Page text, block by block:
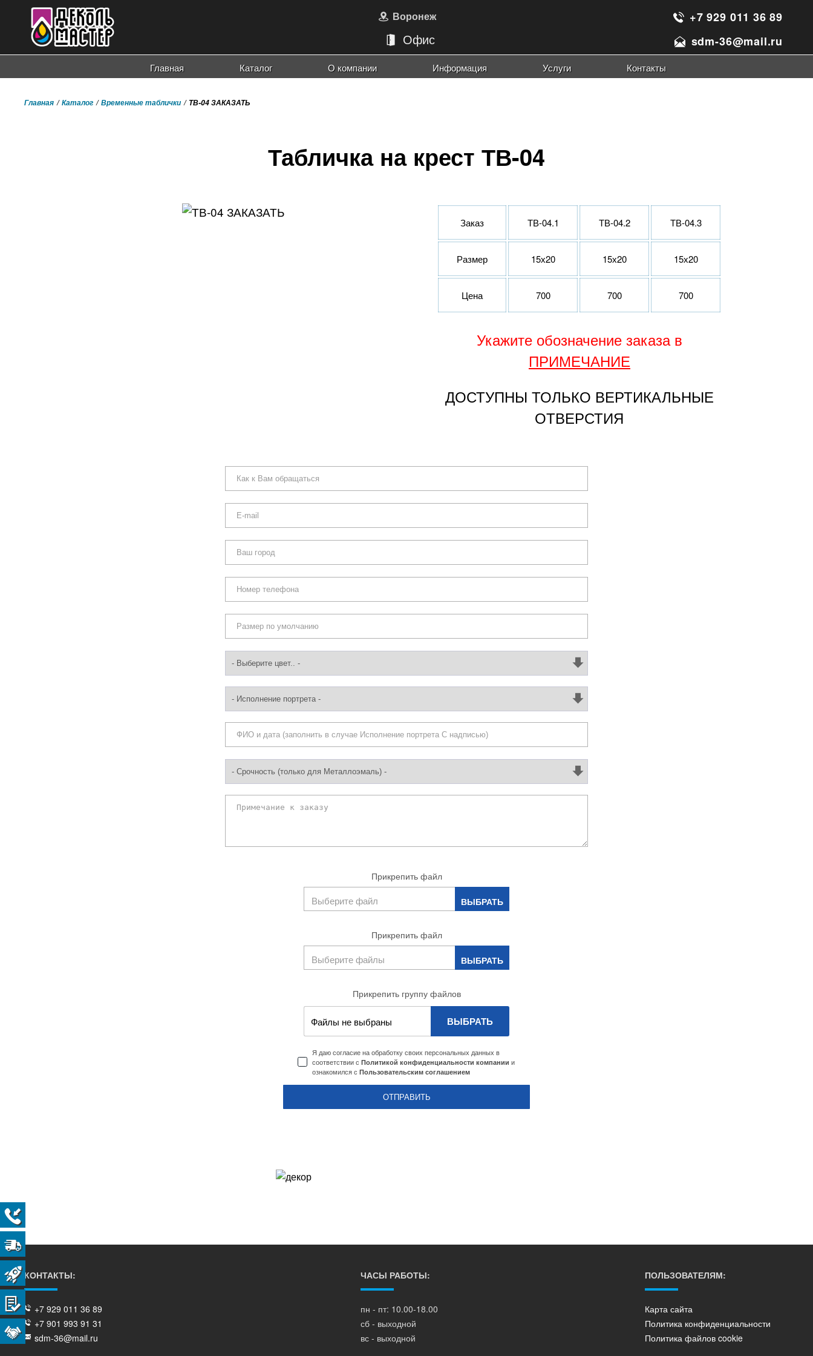
Воронеж
Офис
+7 929 011 36 89
sdm-36@mail.ru
Главная Каталог О компании Информация Услуги Контакты
Главная Каталог Временные таблички ТВ-04 ЗАКАЗАТЬ
Табличка на крест ТВ-04
Заказ ТВ-04.1 ТВ-04.2 ТВ-04.3
Размер 15х20 15х20 15х20
Цена 700 700 700
Укажите обозначение заказа в
ПРИМЕЧАНИЕ
ДОСТУПНЫ ТОЛЬКО ВЕРТИКАЛЬНЫЕ
ОТВЕРСТИЯ
Прикрепить файл
Прикрепить файл
Прикрепить группу файлов
Файлы не выбраны ВЫБРАТЬ
Я даю согласие на обработку своих персональных данных в
соответствии с Политикой конфиденциальности компании и
ознакомился с Пользовательским соглашением
КОНТАКТЫ:
+7 929 011 36 89
+7 901 993 91 31
sdm-36@mail.ru
ЧАСЫ РАБОТЫ:
пн - пт: 10.00-18.00
сб - выходной
вс - выходной
ПОЛЬЗОВАТЕЛЯМ:
Карта сайта
Политика конфиденциальности
Политика файлов cookie